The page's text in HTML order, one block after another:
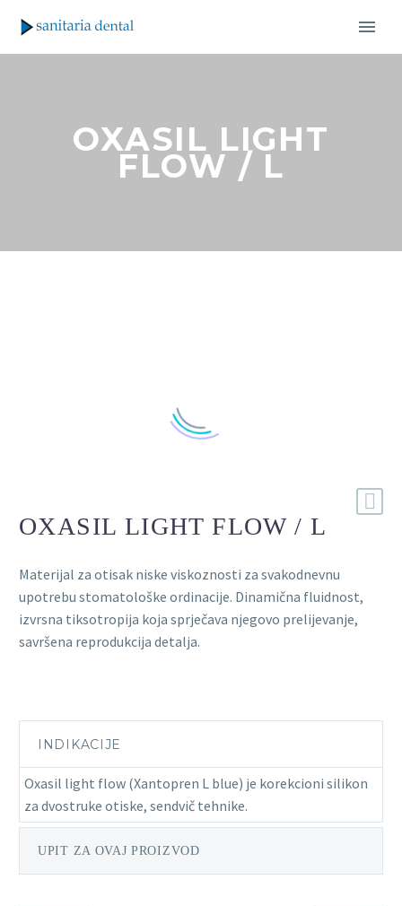
OXASIL LIGHT
FLOW / L
OXASIL LIGHT FLOW / L
Materijal za otisak niske viskoznosti za svakodnevnu
upotrebu stomatološke ordinacije. Dinamična fluidnost,
izvrsna tiksotropija koja sprječava njegovo prelijevanje,
savršena reprodukcija detalja.
INDIKACIJE
Oxasil light flow (Xantopren L blue) je korekcioni silikon
za dvostruke otiske, sendvič tehnike.
UPIT ZA OVAJ PROIZVOD